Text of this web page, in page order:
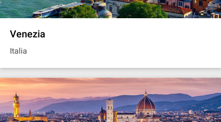
Venezia
Italia